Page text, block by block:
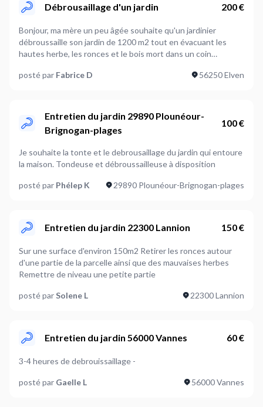
Débrousaillage d'un jardin 200 €
Bonjour, ma mère un peu âgée souhaite qu'un jardinier
débroussaille son jardin de 1200 m2 tout en évacuant les
hautes herbe, les ronces et le bois mort dans un coin
posté par Fabrice D 56250 Elven
Entretien du jardin 29890 Plounéour-
Brignogan-plages
100 €
Je souhaite la tonte et le debrousaillage du jardin qui entoure
la maison. Tondeuse et débroussailleuse à disposition
posté par Phélep K 29890 Plounéour-Brignogan-plages
Entretien du jardin 22300 Lannion 150 €
Sur une surface d'environ 150m2 Retirer les ronces autour
d'une partie de la parcelle ainsi que des mauvaises herbes
Remettre de niveau une petite partie
posté par Solene L 22300 Lannion
Entretien du jardin 56000 Vannes 60 €
3-4 heures de debrouissaillage -
posté par Gaelle L 56000 Vannes